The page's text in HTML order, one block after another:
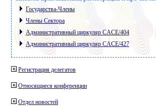
Государства-Члены
Члены Сектора
Административный циркуляр CACE/404
Административный циркуляр CACE/427
Регистрация делегатов
Относящиеся конференции
Отдел новостей